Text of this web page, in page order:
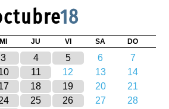
18
MI JU VI SA DO
3 4 5 6
7
11 12 13
14
18 19 20
21
25 26 27
28